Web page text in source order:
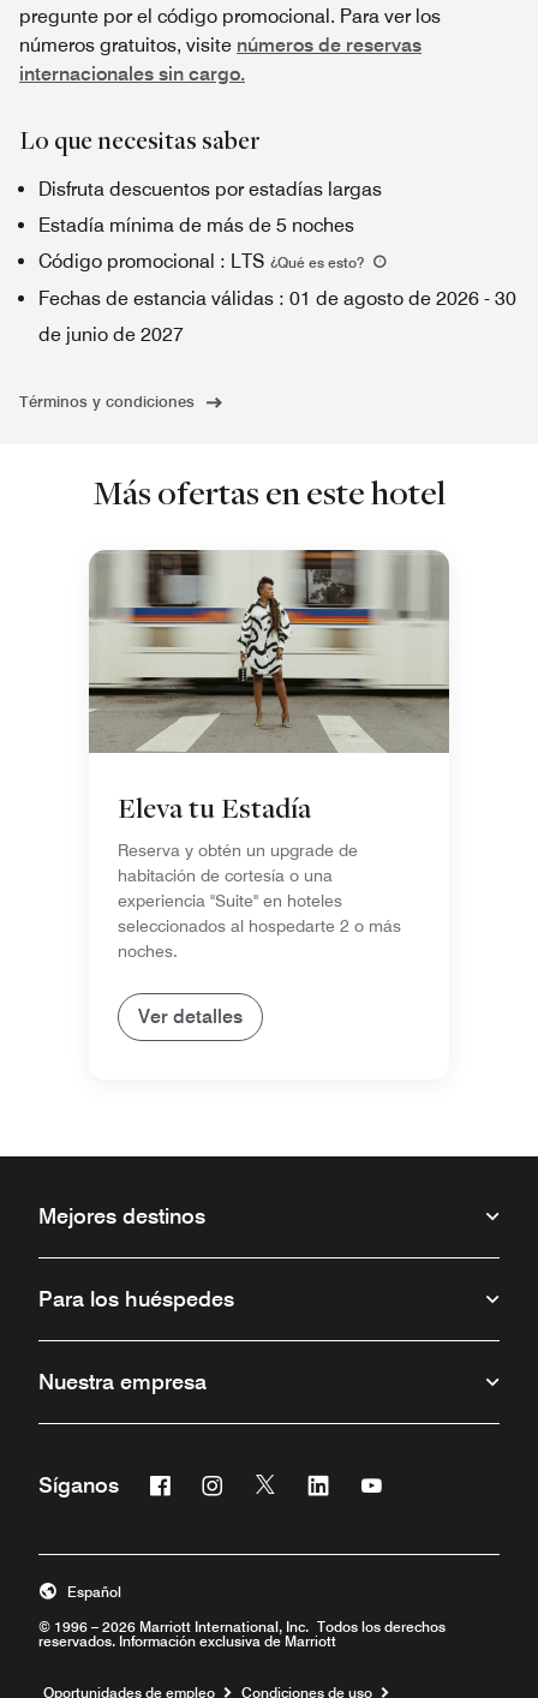
pregunte por el código promocional. Para ver los
números gratuitos, visite números de reservas
internacionales sin cargo.
Lo que necesitas saber
Disfruta descuentos por estadías largas
Estadía mínima de más de 5 noches
Código promocional : LTS ¿Qué es esto?
Fechas de estancia válidas : 01 de agosto de 2026 - 30
de junio de 2027
Términos y condiciones
Más ofertas en este hotel
Eleva tu Estadía
Reserva y obtén un upgrade de
habitación de cortesía o una
experiencia "Suite" en hoteles
seleccionados al hospedarte 2 o más
noches.
Ver detalles
Mejores destinos
Para los huéspedes
Nuestra empresa
Síganos Facebook
Abre una ventana nueva
Instagram
Abre una ventana nueva
Twitter
Abre una ventana nueva
Linkedin
Abre una ventana nueva
Abre una ventana
© 1996 – 2026 Marriott International, Inc. Todos los derechos
reservados. Información exclusiva de Marriott
Español
Oportunidades de empleo Abre una ventana nueva
Condiciones de uso